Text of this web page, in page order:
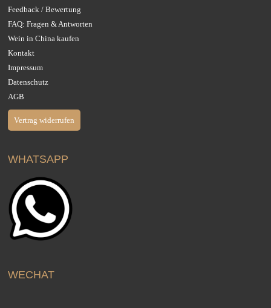
Feedback / Bewertung
FAQ: Fragen & Antworten
Wein in China kaufen
Kontakt
Impressum
Datenschutz
AGB
Vertrag widerrufen
WHATSAPP
WECHAT